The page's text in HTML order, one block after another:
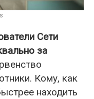
Сети
за
Кому, как
находить